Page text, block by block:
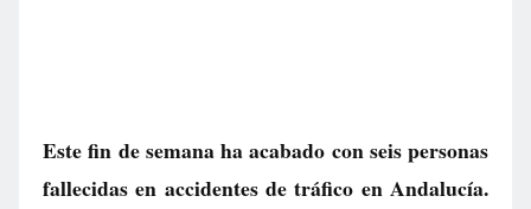
Este fin de semana ha acabado con seis personas
fallecidas en accidentes de tráfico en Andalucía.